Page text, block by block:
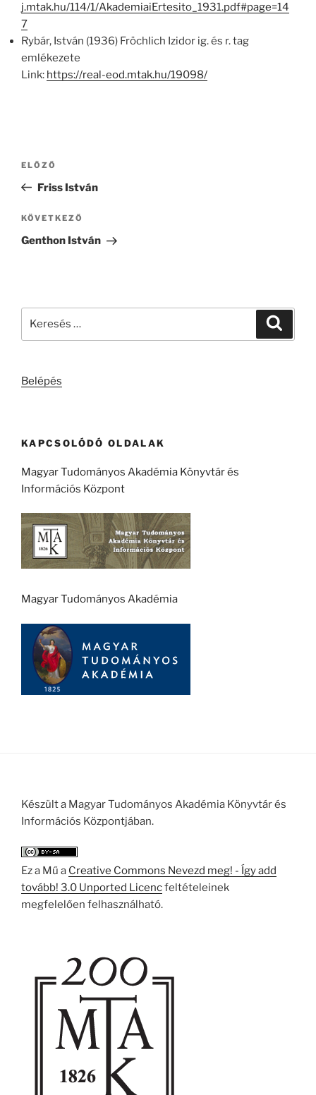
j.mtak.hu/114/1/AkademiaiErtesito_1931.pdf#page=14
7
Rybár, István (1936) Fröchlich Izidor ig. és r. tag
emlékezete
Link: https://real-eod.mtak.hu/19098/
Bejegyzés
Korábbi
bejegyzés
ELŐZŐ
Friss István
Következő
bejegyzés
KÖVETKEZŐ
Genthon István
Belépés
KAPCSOLÓDÓ OLDALAK
Magyar Tudományos Akadémia Könyvtár és
Információs Központ
Magyar Tudományos Akadémia
Készült a Magyar Tudományos Akadémia Könyvtár és
Információs Központjában.
Ez a Mű a Creative Commons Nevezd meg! - Így add
tovább! 3.0 Unported Licencfeltételeinek
megfelelően felhasználható.